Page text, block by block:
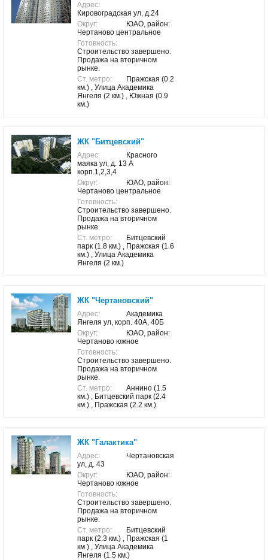
Адрес:
Кировоградская ул, д.24
Округ:
ЮАО, район:
Чертаново центральное
Готовность:
Строительство завершено.
Продажа на вторичном
рынке.
Ст. метро:
Пражская (0.2
км.) , Улица Академика
Янгеля (2 км.) , Южная (0.9
км.)
ЖК "Битцевский"
Адрес:
Красного
маяка ул, д. 13 А
корп.1,2,3,4
Округ:
ЮАО, район:
Чертаново центральное
Готовность:
Строительство завершено.
Продажа на вторичном
рынке.
Ст. метро:
Битцевский
парк (1.8 км.) , Пражская (1.6
км.) , Улица Академика
Янгеля (2 км.)
ЖК "Чертановский"
Адрес:
Академика
Янгеля ул, корп. 40А, 40Б
Округ:
ЮАО, район:
Чертаново южное
Готовность:
Строительство завершено.
Продажа на вторичном
рынке.
Ст. метро:
Аннино (1.5
км.) , Битцевский парк (2.4
км.) , Пражская (2.2 км.)
ЖК "Галактика"
Адрес:
Чертановская
ул, д. 43
Округ:
ЮАО, район:
Чертаново южное
Готовность:
Строительство завершено.
Продажа на вторичном
рынке.
Ст. метро:
Битцевский
парк (2.3 км.) , Пражская (1
км.) , Улица Академика
Янгеля (1.5 км.)